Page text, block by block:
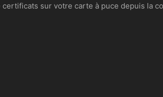
sur votre carte à puce depuis la